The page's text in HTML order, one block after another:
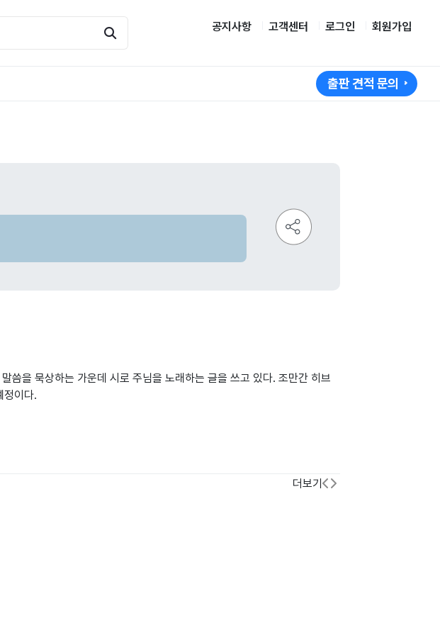
공지사항 고객센터 로그인 회원가입
출판 견적 문의
씀을 묵상하는 가운데 시로 주님을 노래하는 글을 쓰고 있다. 조만간 히브
정이다.
더보기